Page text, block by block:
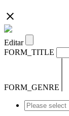
Editar
FORM_TITLE
FORM_GENRE